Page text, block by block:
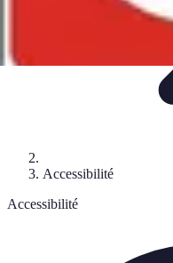
Accessibilité
Accessibilité